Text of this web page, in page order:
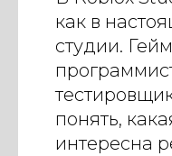
как в
студии.
понять,
интересна